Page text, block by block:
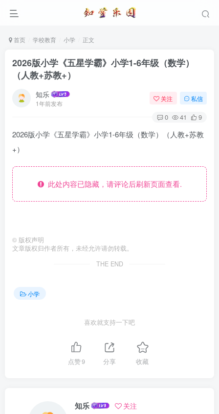
首页 学校教育 小学 正文
2026版小学《五星学霸》小学1-6年级（数学）
（人教+苏教+）
知乐
1年前发布
关注 私信
0 41 9
2026版小学《五星学霸》小学1-6年级（数学）（人教+苏教
+）
此处内容已隐藏，请评论后刷新页面查看.
© 版权声明
文章版权归作者所有，未经允许请勿转载。
THE END
小学
喜欢就支持一下吧
点赞9 分享 收藏
知乐 关注